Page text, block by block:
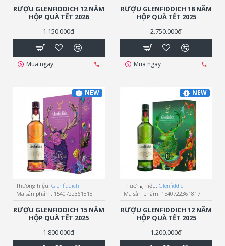
RƯỢU GLENFIDDICH 12 NĂM
HỘP QUÀ TẾT 2026
1.150.000đ
Mua ngay
RƯỢU GLENFIDDICH 18 NĂM
HỘP QUÀ TẾT 2025
2.750.000đ
Mua ngay
NEW
Thương hiệu: Glenfiddich
Mã sản phẩm: 1540722361818
RƯỢU GLENFIDDICH 15 NĂM
HỘP QUÀ TẾT 2025
1.800.000đ
NEW
Thương hiệu: Glenfiddich
Mã sản phẩm: 1540722361817
RƯỢU GLENFIDDICH 12 NĂM
HỘP QUÀ TẾT 2025
1.200.000đ